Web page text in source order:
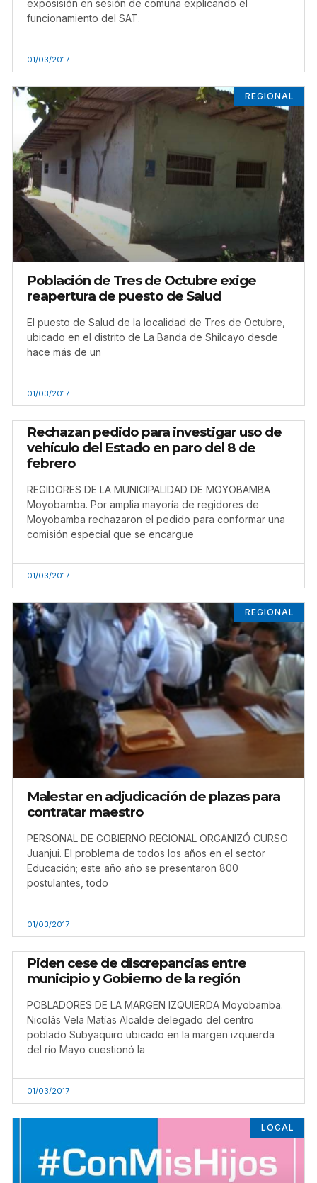
exposisión en sesión de comuna explicando el
funcionamiento del SAT.
01/03/2017
REGIONAL
Población de Tres de Octubre exige
reapertura de puesto de Salud
El puesto de Salud de la localidad de Tres de Octubre,
ubicado en el distrito de La Banda de Shilcayo desde
hace más de un
01/03/2017
Rechazan pedido para investigar uso de
vehículo del Estado en paro del 8 de
febrero
REGIDORES DE LA MUNICIPALIDAD DE MOYOBAMBA
Moyobamba. Por amplia mayoría de regidores de
Moyobamba rechazaron el pedido para conformar una
comisión especial que se encargue
01/03/2017
REGIONAL
Malestar en adjudicación de plazas para
contratar maestro
PERSONAL DE GOBIERNO REGIONAL ORGANIZÓ CURSO
Juanjui. El problema de todos los años en el sector
Educación; este año año se presentaron 800
postulantes, todo
01/03/2017
Piden cese de discrepancias entre
municipio y Gobierno de la región
POBLADORES DE LA MARGEN IZQUIERDA Moyobamba.
Nicolás Vela Matías Alcalde delegado del centro
poblado Subyaquiro ubicado en la margen izquierda
del río Mayo cuestionó la
01/03/2017
LOCAL